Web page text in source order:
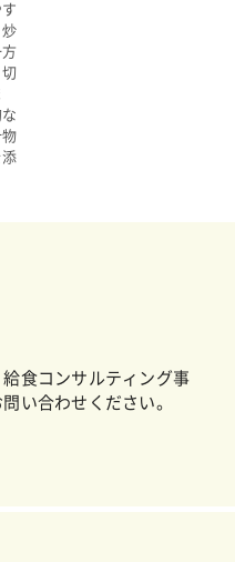
食コンサルティング事
い合わせください。